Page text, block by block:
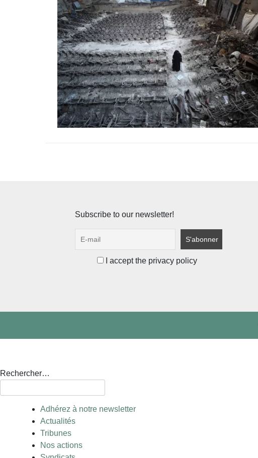
Subscribe to our newsletter!
I accept the privacy policy
Rechercher…
Adhérez à notre newsletter
Actualités
Tribunes
Nos actions